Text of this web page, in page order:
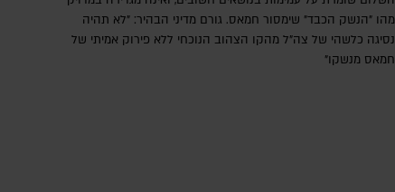
מהו "הנשק הכבד" שימסור חמאס. גורם מדיני הבהיר: "לא תהיה
נסיגה כלשהי של צה"ל מהקו הצהוב הנוכחי ללא פירוק אמיתי של
חמאס מנשקו"